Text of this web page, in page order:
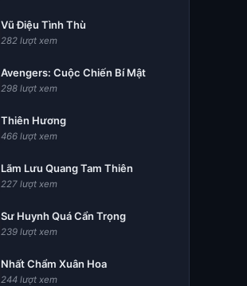
Vũ Điệu Tình Thù
282 lượt xem
Avengers: Cuộc Chiến Bí Mật
298 lượt xem
Thiên Hương
466 lượt xem
Lãm Lưu Quang Tam Thiên
227 lượt xem
Sư Huynh Quá Cẩn Trọng
239 lượt xem
Nhất Chẩm Xuân Hoa
244 lượt xem